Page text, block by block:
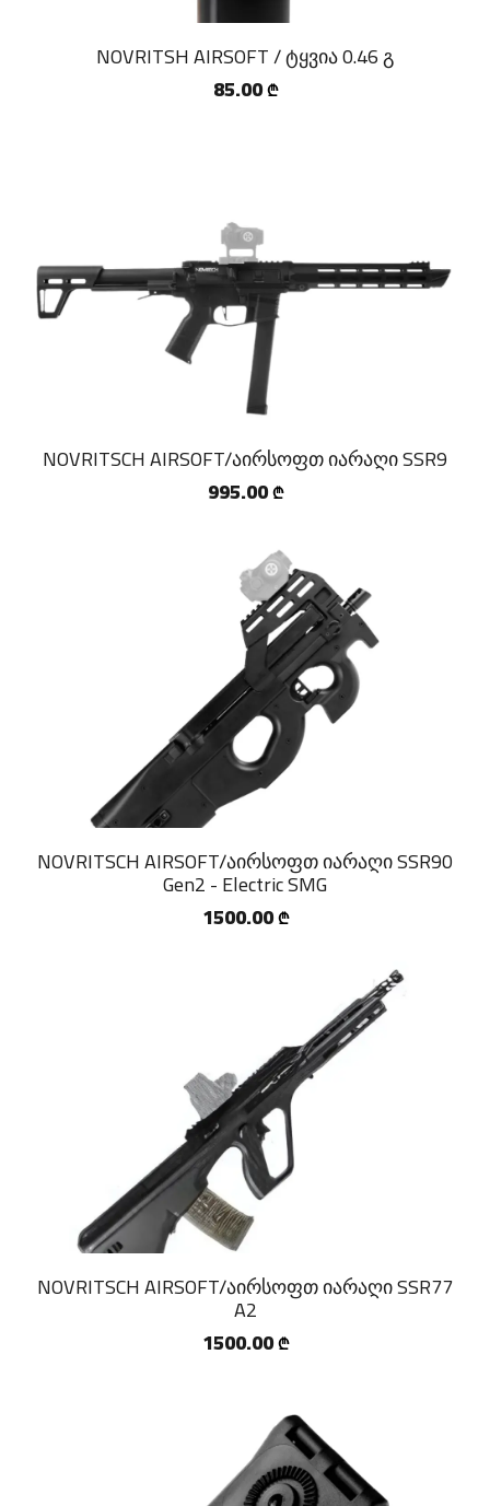
NOVRITSH AIRSOFT / ტყვია 0.46 გ
85.00 ₾
NOVRITSCH AIRSOFT/აირსოფთ იარაღი SSR9
995.00 ₾
NOVRITSCH AIRSOFT/აირსოფთ იარაღი SSR90
Gen2 - Electric SMG
1500.00 ₾
NOVRITSCH AIRSOFT/აირსოფთ იარაღი SSR77
A2
1500.00 ₾